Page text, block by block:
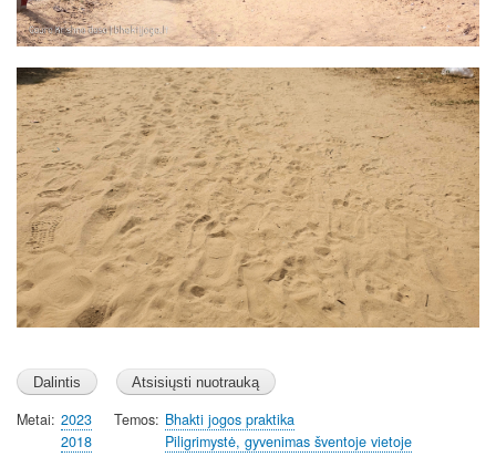
Image
Metai 2023
2018
Temos Bhakti jogos praktika
Piligrimystė, gyvenimas šventoje vietoje